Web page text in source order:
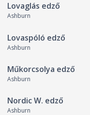
Lovaglás edző
Ashburn
Lovaspóló edző
Ashburn
Műkorcsolya edző
Ashburn
Nordic W. edző
Ashburn